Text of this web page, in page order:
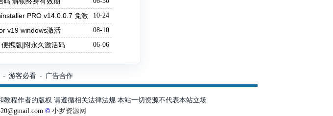
10-24
PRO v14.0.0.7 免激
08-10
v19 windows激活
06-06
携版|附永久激活码
游客必看- 广告合作
程作者的版权 请遵循相关法律法规 本站一切资源不代表本站立场
© 小罗资源网